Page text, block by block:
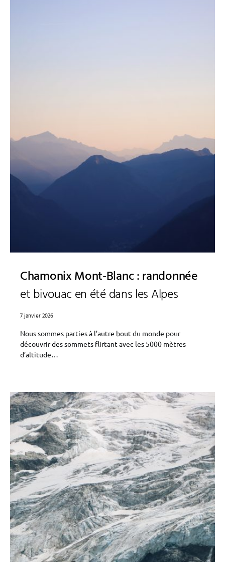
Chamonix Mont-Blanc : randonnée
et bivouac en été dans les Alpes
7 janvier 2026
Nous sommes parties à l’autre bout du monde pour
découvrir des sommets flirtant avec les 5000 mètres
d’altitude…